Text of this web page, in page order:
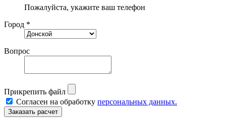
Пожалуйста, укажите ваш телефон
Город *
Вопрос
Прикрепить файл
Согласен на обработку персональных данных.